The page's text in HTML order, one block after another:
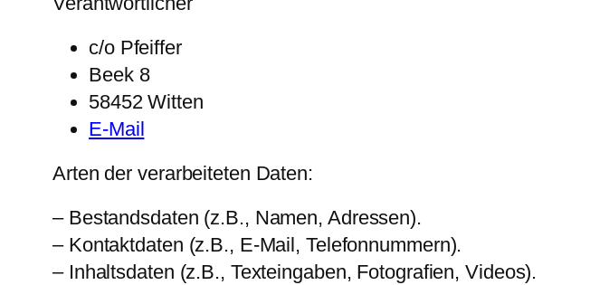
c/o Pfeiffer
Beek 8
58452 Witten
E-Mail
Arten der verarbeiteten Daten:
– Bestandsdaten (z.B., Namen, Adressen).
– Kontaktdaten (z.B., E-Mail, Telefonnummern).
– Inhaltsdaten (z.B., Texteingaben, Fotografien, Videos).